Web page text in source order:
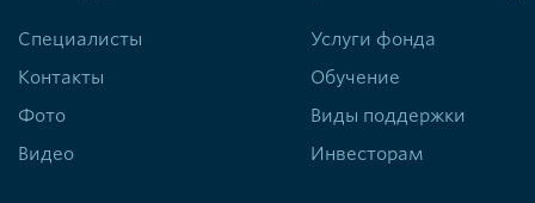
Специалисты
Контакты
Фото
Видео
Услуги фонда
Обучение
Виды поддержки
Инвесторам